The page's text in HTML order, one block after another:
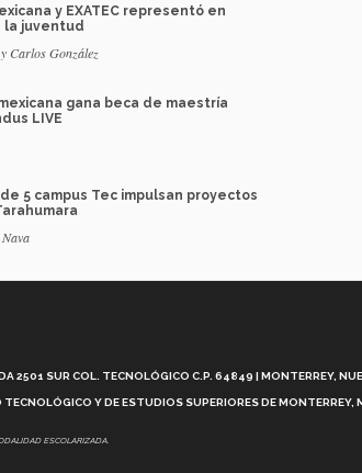
y EXATEC representó en
la juventud
Carlos González
gana beca de maestría
LIVE
5 campus Tec impulsan proyectos
2501 SUR COL. TECNOLÓGICO C.P. 64849 | MONTERREY,
Y DE ESTUDIOS SUPERIORES DE MONTERREY,
ESCOLARIZADA.